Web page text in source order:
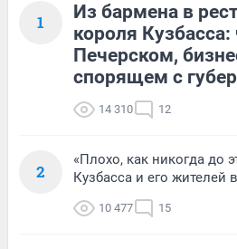
1
Из бармена в
короля
Печерском,
спорящем с
14 310 12
2
«Плохо, как никогда до
Кузбасса и его жителей
10 477 15